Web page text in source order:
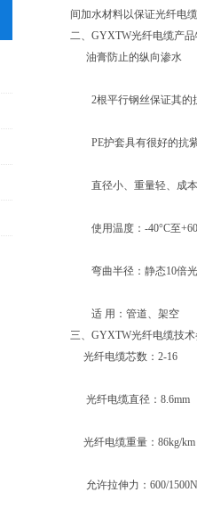
间加水材料以保证光纤电缆
二、GYXTW光纤电缆产
油膏防止的纵向渗水
2根平行钢丝保证其的
PE护套具有很好的抗紫
直径小、重量轻、成本
使用温度：-40°C至
弯曲半径：静态10倍
适 用：管道、架空
三、GYXTW光纤电缆技
光纤电缆芯数：2-16
光纤电缆直径：8.6mm
光纤电缆重量：86kg/km
允许拉伸力：600/